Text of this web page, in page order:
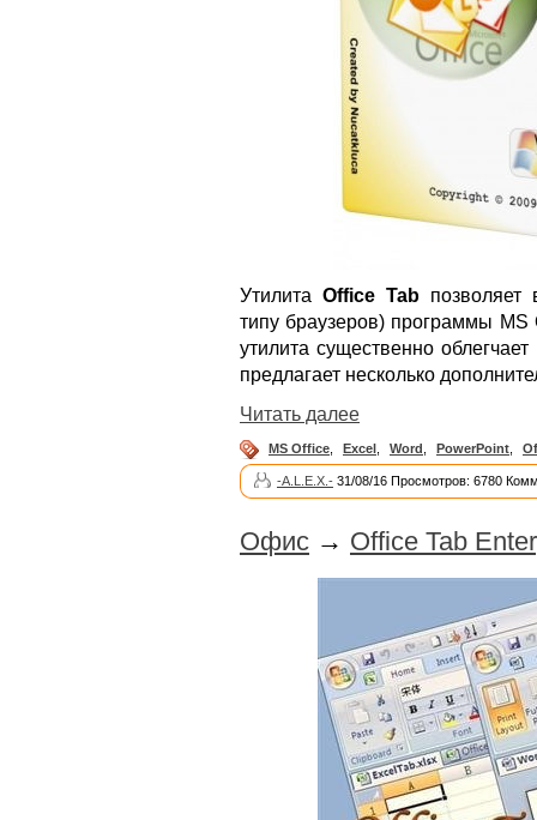
Утилита Office Tab позволяет
типу браузеров) программы MS
утилита существенно
предлагает несколько
Читать далее
MS Office Excel Word PowerPoint
-A.L.E.X.- 31/08/16 Просмотров: 6780
Офис → Office Tab